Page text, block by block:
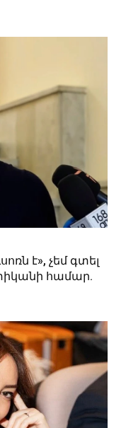
է», չեմ գտել
համար.